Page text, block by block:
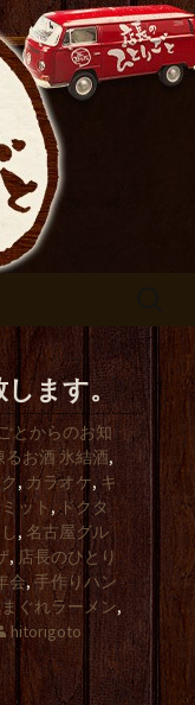
【店長の
グ
おすすめで
ます。
とからのお知
るお酒 氷結酒,
,カラオケ,キ
ット,ドクタ
, 名古屋グル
, 店長のひとり
会,手作りハン
ぐれラーメン,
hitorigoto